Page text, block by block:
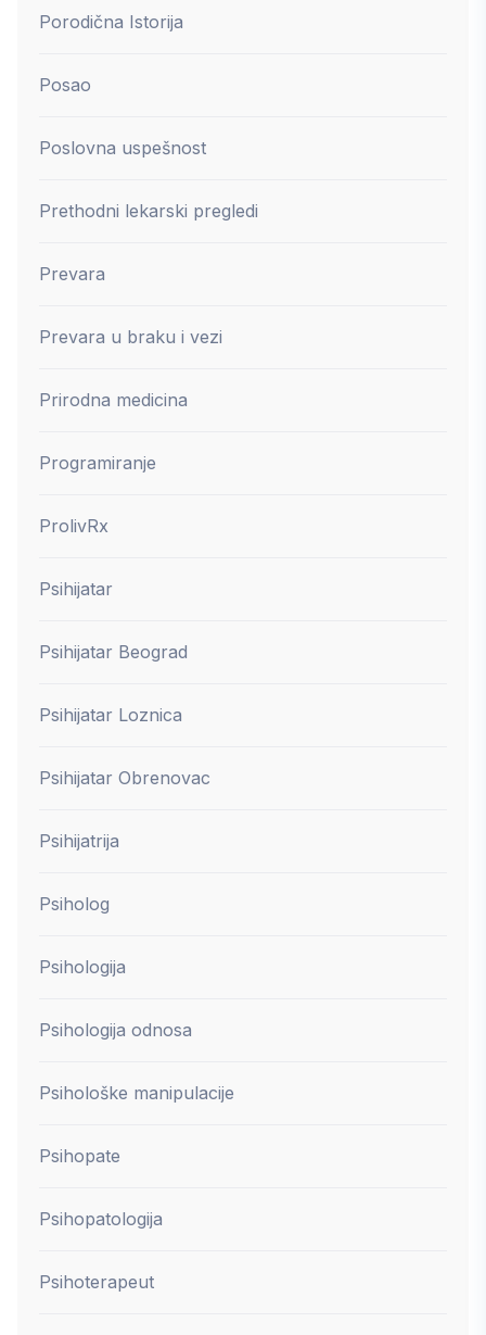
Porodična Istorija
Posao
Poslovna uspešnost
Prethodni lekarski pregledi
Prevara
Prevara u braku i vezi
Prirodna medicina
Programiranje
ProlivRx
Psihijatar
Psihijatar Beograd
Psihijatar Loznica
Psihijatar Obrenovac
Psihijatrija
Psiholog
Psihologija
Psihologija odnosa
Psihološke manipulacije
Psihopate
Psihopatologija
Psihoterapeut